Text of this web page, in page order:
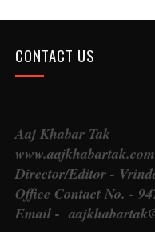
CONTACT US
Aaj Khabar Tak
www.aajkhabartak.com
Director/Editor -
Office Contact No. -
Email -